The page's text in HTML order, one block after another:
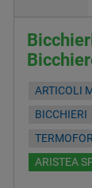
ARTICOLI
BICCHIERI
ARISTEA